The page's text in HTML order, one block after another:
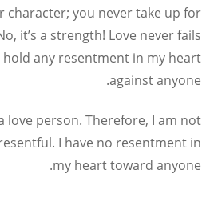
character; you never take up for
it’s a strength! Love never fails.
any resentment in my heart
against anyone.
love person. Therefore, I am not
I have no resentment in
my heart toward anyone.